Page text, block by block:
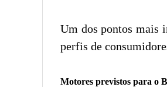
Um dos pontos mais
perfis de
Motores previstos para o